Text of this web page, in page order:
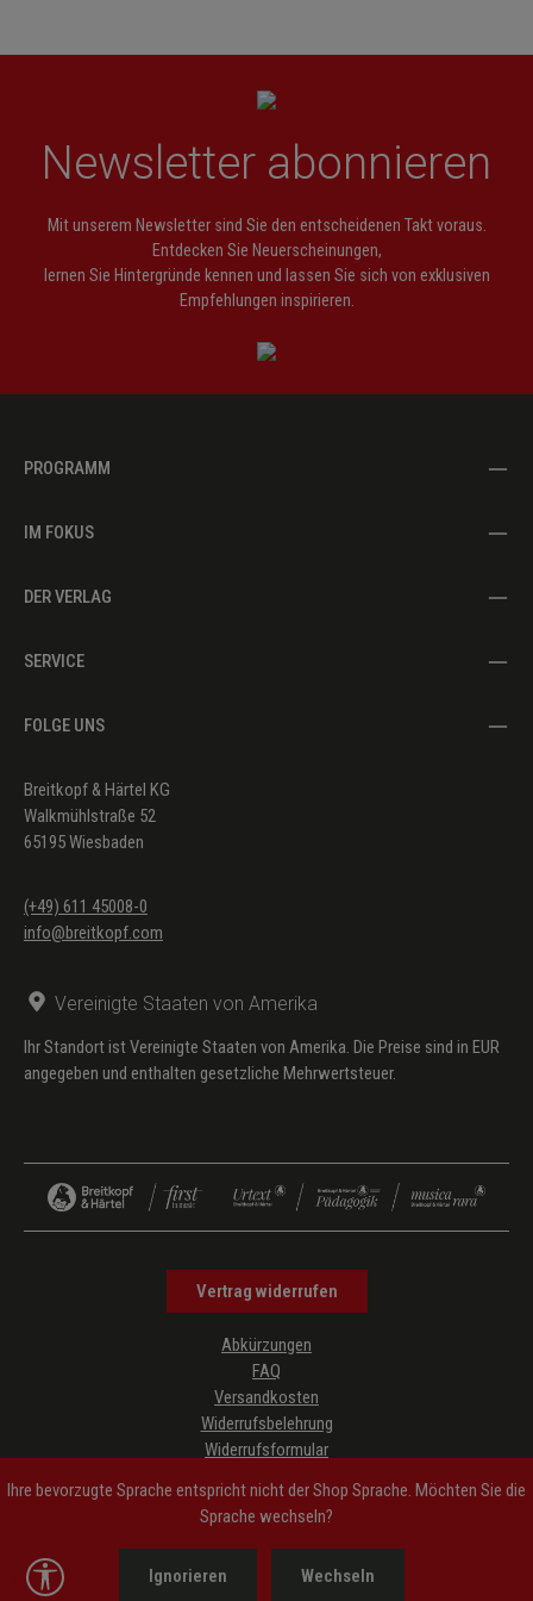
Newsletter abonnieren
Mit unserem Newsletter sind Sie den entscheidenen Takt voraus.
Entdecken Sie Neuerscheinungen,
lernen Sie Hintergründe kennen und lassen Sie sich von exklusiven
Empfehlungen inspirieren.
PROGRAMM
IM FOKUS
DER VERLAG
SERVICE
FOLGE UNS
Breitkopf & Härtel KG
Walkmühlstraße 52
65195 Wiesbaden
(+49) 611 45008-0
info@breitkopf.com
Vereinigte Staaten von Amerika
Ihr Standort ist Vereinigte Staaten von Amerika. Die Preise sind in EUR
angegeben und enthalten gesetzliche Mehrwertsteuer.
Vertrag widerrufen
Abkürzungen
FAQ
Versandkosten
Widerrufsbelehrung
Widerrufsformular
AGB
Impressum
Hinweise zur Barrierefreiheit
Cookie-Einstellungen
Ihre bevorzugte Sprache entspricht nicht der Shop Sprache. Möchten Sie die
Sprache wechseln?
Ignorieren Wechseln
Werkzeugleiste anzeigen